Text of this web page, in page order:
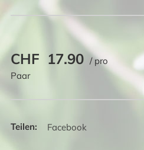
CHF 17.90 / pro
Paar
Facebook